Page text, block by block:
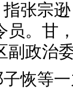
指张宗
员。甘
副政治
子恢等